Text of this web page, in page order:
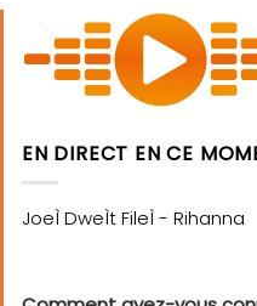
EN DIRECT EN CE